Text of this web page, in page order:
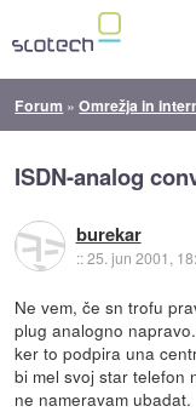
Forum »Omrežja in
ISDN-analog
burekar
::25. jun 2001,
Ne vem, če sn trofu
plug analogno
ker to podpira una
bi mel svoj star telefon
ne nameravam ubadat.